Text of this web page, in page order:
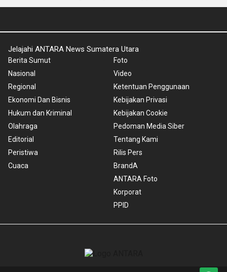
Jelajahi ANTARA News Sumatera Utara
Berita Sumut
Nasional
Regional
Ekonomi Dan Bisnis
Hukum dan Kriminal
Olahraga
Editorial
Peristiwa
Cuaca
Foto
Video
Ketentuan Penggunaan
Kebijakan Privasi
Kebijakan Cookie
Pedoman Media Siber
Tentang Kami
Rilis Pers
BrandA
ANTARA Foto
Korporat
PPID